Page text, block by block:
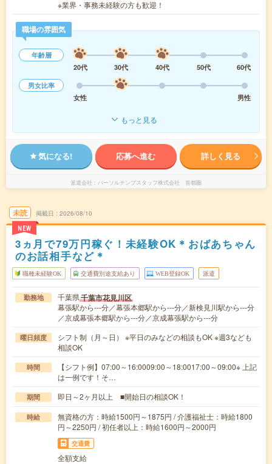
※業界・事務未経験の方も歓迎！
職場の雰囲気
年齢層
20代
30代 40代 50代
60代
男女比率
女性
男性
もっと見る
気になる! 応募へ進む 詳しく見る
派遣会社 パーソルテンプスタッフ株式会社 首都圏
未読
NEW
掲載日 2026/08/10
3ヵ月で79万円稼ぐ！未経験OK＊おばあちゃん
のお話相手など＊
職種未経験OK 交通費別途支給あり WEB登録OK 派遣
勤務地 千葉県千葉市花見川区
幕張駅から---分／幕張本郷駅から---分／新検見川駅から---分
／京成幕張本郷駅から---分／京成幕張駅から---分
曜日頻度
シフト制（月～日） ※平日のみなどの相談もOK ※週3なども
相談OK
時間
【シフト例】07:00～16:0009:00～18:0017:00～09:00※ 上記
は一例です！そ…
期間 即日～2ヶ月以上 ■開始日の相談OK！
時給
無資格の方：時給1500円～1875円 / 介護福祉士：時給1800
円～2250円 / 初任者以上：時給1600円～2000円
交通費
全額支給